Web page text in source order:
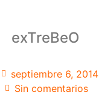
exTreBeO
septiembre 6, 2014
Sin comentarios